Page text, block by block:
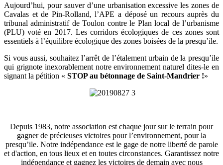
Aujourd’hui, pour sauver d’une urbanisation excessive les zones de
Cavalas et de Pin-Rolland, l’APE a déposé un recours auprès du
tribunal administratif de Toulon contre le Plan local de l’urbanisme
(PLU) voté en 2017. Les corridors écologiques de ces zones sont
essentiels à l’équilibre écologique des zones boisées de la presqu’ile.
Si vous aussi, souhaitez l’arrêt de l’étalement urbain de la presqu’ile
qui grignote inexorablement notre environnement naturel dites-le en
signant la pétition « STOP au bétonnage de Saint-Mandrier !»
Depuis 1983, notre association est chaque jour sur le terrain pour
gagner de précieuses victoires pour l’environnement, pour la
presqu’ile. Notre indépendance est le gage de notre liberté de parole
et d'action, en tous lieux et en toutes circonstances. Garantissez notre
indépendance et gagnez les victoires de demain avec nous